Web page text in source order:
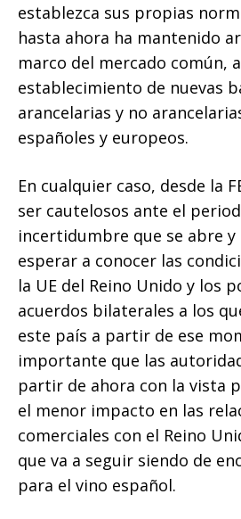
establezca sus propias
hasta ahora ha mantenido
marco del mercado común,
establecimiento de nuevas
arancelarias y no
españoles y europeos.
En cualquier caso, desde la
ser cautelosos ante el
incertidumbre que se abre y
esperar a conocer las
la UE del Reino Unido y los
acuerdos bilaterales a los
este país a partir de ese
importante que las
partir de ahora con la vista
el menor impacto en las
comerciales con el Reino
que va a seguir siendo de
para el vino español.